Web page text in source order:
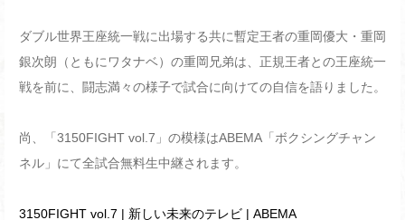
ダブル世界王座統一戦に出場する共に暫定王者の重岡優大・重岡
銀次朗（ともにワタナベ）の重岡兄弟は、正規王者との王座統一
戦を前に、闘志満々の様子で試合に向けての自信を語りました。
尚、「3150FIGHT vol.7」の模様はABEMA「ボクシングチャン
ネル」にて全試合無料生中継されます。
3150FIGHT vol.7 | 新しい未来のテレビ | ABEMA